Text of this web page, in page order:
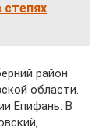
район
области.
Епифань. В